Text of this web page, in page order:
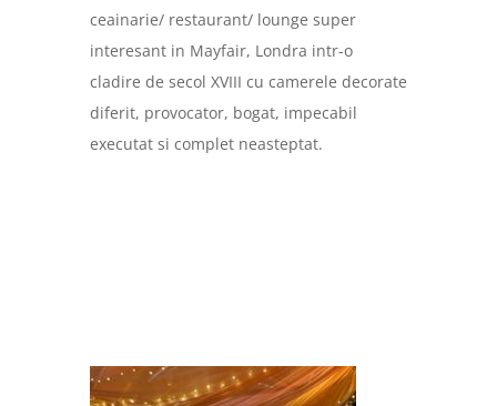
ceainarie/ restaurant/ lounge super
interesant in Mayfair, Londra intr-o
cladire de secol XVIII cu camerele decorate
diferit, provocator, bogat, impecabil
executat si complet neasteptat.